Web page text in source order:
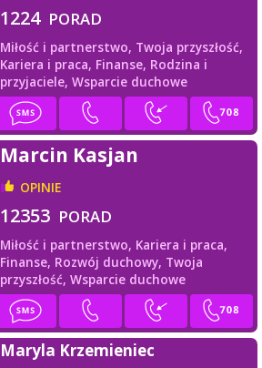
1224 PORAD
Miłość i partnerstwo, Twoja przyszłość,
Kariera i praca, Finanse, Rodzina i
przyjaciele, Wsparcie duchowe
Marcin Kasjan
OPINIE
12353 PORAD
Miłość i partnerstwo, Kariera i praca,
Finanse, Rozwój duchowy, Twoja
przyszłość, Wsparcie duchowe
Maryla Krzemieniec